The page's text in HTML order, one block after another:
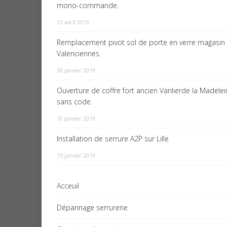
mono-commande.
12 avril 2019
Remplacement pivot sol de porte en verre magasin
Valenciennes.
30 janvier 2019
Ouverture de coffre fort ancien Vanlierde la
sans code.
16 janvier 2019
Installation de serrure A2P sur Lille
15 janvier 2019
Acceuil
Dépannage serrurerie